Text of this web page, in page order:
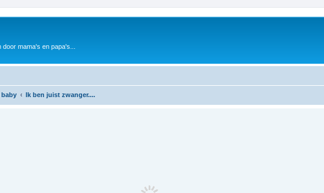
mama's en papa's...
baby Ik ben juist zwanger....